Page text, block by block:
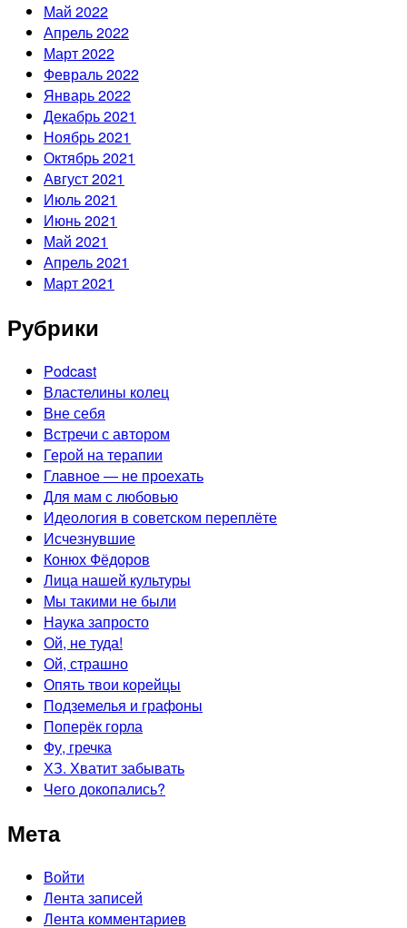
Май 2022
Апрель 2022
Март 2022
Февраль 2022
Январь 2022
Декабрь 2021
Ноябрь 2021
Октябрь 2021
Август 2021
Июль 2021
Июнь 2021
Май 2021
Апрель 2021
Март 2021
Рубрики
Podcast
Властелины колец
Вне себя
Встречи с автором
Герой на терапии
Главное — не проехать
Для мам с любовью
Идеология в советском переплёте
Исчезнувшие
Конюх Фёдоров
Лица нашей культуры
Мы такими не были
Наука запросто
Ой, не туда!
Ой, страшно
Опять твои корейцы
Подземелья и графоны
Поперёк горла
Фу, гречка
ХЗ. Хватит забывать
Чего докопались?
Мета
Войти
Лента записей
Лента комментариев